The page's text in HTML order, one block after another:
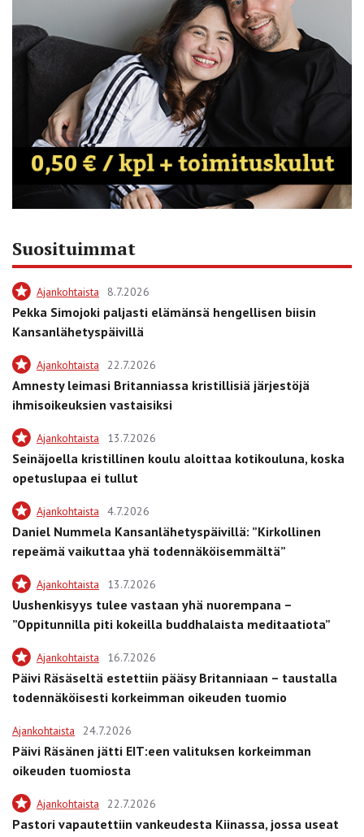
Suosituimmat
Ajankohtaista 8.7.2026
Pekka Simojoki paljasti elämänsä hengellisen biisin
Kansanlähetyspäivillä
Ajankohtaista 22.7.2026
Amnesty leimasi Britanniassa kristillisiä järjestöjä
ihmisoikeuksien vastaisiksi
Ajankohtaista 13.7.2026
Seinäjoella kristillinen koulu aloittaa kotikouluna, koska
opetuslupaa ei tullut
Ajankohtaista 4.7.2026
Daniel Nummela Kansanlähetyspäivillä: ”Kirkollinen
repeämä vaikuttaa yhä todennäköisemmältä”
Ajankohtaista 13.7.2026
Uushenkisyys tulee vastaan yhä nuorempana –
”Oppitunnilla piti kokeilla buddhalaista meditaatiota”
Ajankohtaista 16.7.2026
Päivi Räsäseltä estettiin pääsy Britanniaan – taustalla
todennäköisesti korkeimman oikeuden tuomio
Ajankohtaista 24.7.2026
Päivi Räsänen jätti EIT:een valituksen korkeimman
oikeuden tuomiosta
Ajankohtaista 22.7.2026
Pastori vapautettiin vankeudesta Kiinassa, jossa useat